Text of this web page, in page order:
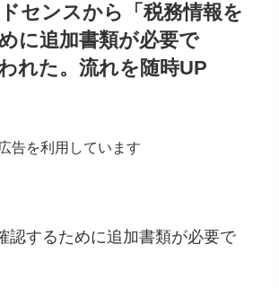
センスから「税務情報を
に追加書類が必要で
れた。流れを随時UP
告を利用しています
認するために追加書類が必要で